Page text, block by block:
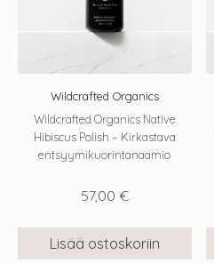
Wildcrafted Organics
Wildcrafted Organics Native
Hibiscus Polish – Kirkastava
entsyymikuorintanaamio
57,00 €
Lisää ostoskoriin